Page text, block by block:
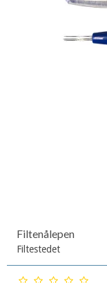
Filtenålepen
Filtestedet